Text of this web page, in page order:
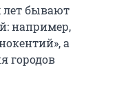
лет бывают
например,
а
городов